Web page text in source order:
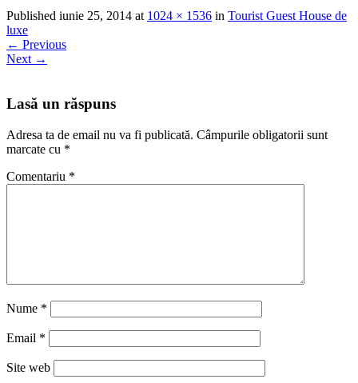
Published iunie 25, 2014 at 1024 × 1536 in Tourist Guest House de
luxe
← Previous
Next →
Lasă un răspuns
Adresa ta de email nu va fi publicată. Câmpurile obligatorii sunt
marcate cu *
Comentariu *
Nume *
Email *
Site web